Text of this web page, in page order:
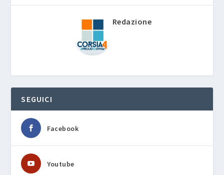
Redazione
SEGUICI
Facebook
Youtube